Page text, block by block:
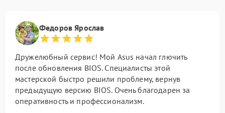
Федоров Ярослав
Дружелюбный сервис! Мой Asus начал глючить
после обновления BIOS. Специалисты этой
мастерской быстро решили проблему, вернув
предыдущую версию BIOS. Очень благодарен за
оперативность и профессионализм.